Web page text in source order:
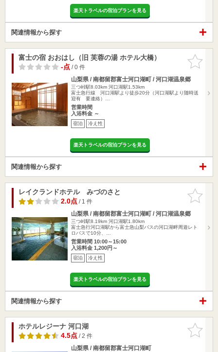
楽天トラベルの宿泊プランを見る
関連情報から探す
お気に入
りに追加
富士の宿 おおはし（旧 芙蓉の湯 ホテル大橋）
-点/ 0 件
山梨県 / 南都留郡富士河口湖町 / 河口湖温泉郷
三つ峠駅8.03km 河口湖駅1.53km
富士急行線 河口湖駅より徒歩20分（河口湖駅より随時送
迎有 要連絡）…
営業時間
入浴料金 ～
宿泊 冷え性
楽天トラベルの宿泊プランを見る
関連情報から探す
お気に入
りに追加
レイクランドホテル みづのさと
2.0点/ 1 件
山梨県 / 南都留郡富士河口湖町 / 河口湖温泉郷
三つ峠駅8.19km 河口湖駅1.80km
富士急行河口湖駅から富士急山梨バスの河口湖畔周遊レト
ロバスで10分、…
営業時間 10:00～15:00
入浴料金 1,200円～
宿泊 冷え性
楽天トラベルの宿泊プランを見る
関連情報から探す
お気に入
りに追加
ホテルレジーナ 河口湖
4.5点/ 2 件
山梨県 / 南都留郡富士河口湖町